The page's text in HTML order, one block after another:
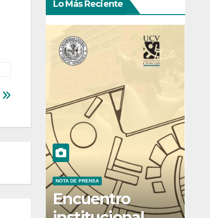
Lo Más Reciente
NOTA DE PRENSA
Encuentro